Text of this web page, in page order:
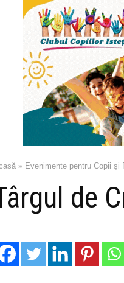
» Evenimente pentru Copii şi
de